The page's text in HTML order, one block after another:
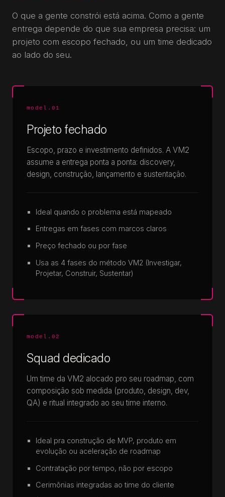
O que a gente constrói está acima. Como a gente
entrega depende do que sua empresa precisa: um
projeto com escopo fechado, ou um time dedicado
ao lado do seu.
model.01
Projeto fechado
Escopo, prazo e investimento definidos. A VM2
assume a entrega ponta a ponta: discovery,
design, construção, lançamento e sustentação.
Ideal quando o problema está mapeado
Entregas em fases com marcos claros
Preço fechado ou por fase
Usa as 4 fases do método VM2 (Investigar,
Projetar, Construir, Sustentar)
model.02
Squad dedicado
Um time da VM2 alocado pro seu roadmap, com
composição sob medida (produto, design, dev,
QA) e ritual integrado ao seu time interno.
Ideal pra construção de MVP, produto em
evolução ou aceleração de roadmap
Contratação por tempo, não por escopo
Cerimônias integradas ao time do cliente